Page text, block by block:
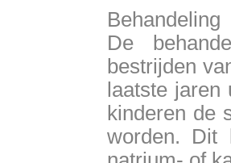
Behandeling
De
bestrijden
laatste
kinderen de
worden. Dit